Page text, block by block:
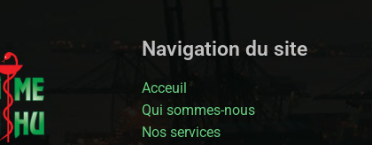
Navigation du site
Acceuil
Qui sommes-nous
Nos services